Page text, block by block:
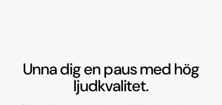
Unna dig en paus med hög
ljudkvalitet.